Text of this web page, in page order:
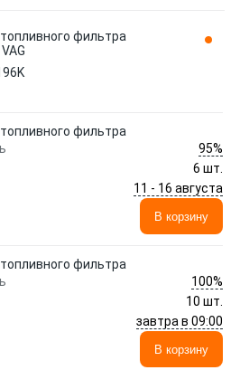
фильтра
фильтра
95%
6 шт.
11 - 16 августа
В корзину
фильтра
100%
10 шт.
завтра в 09:00
В корзину